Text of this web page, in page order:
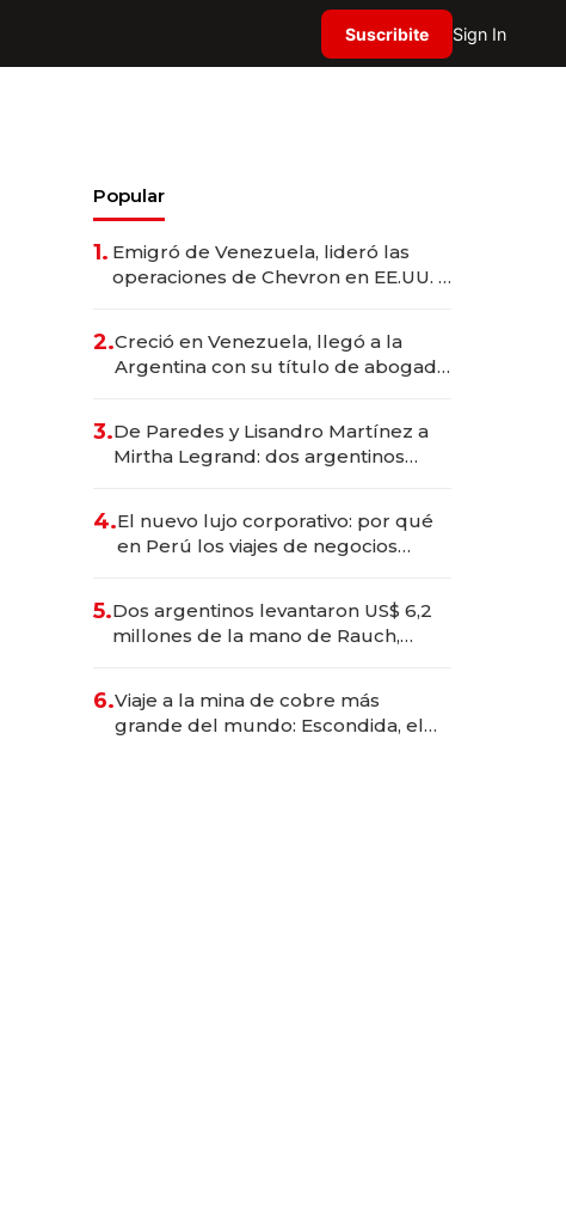
Suscribite Sign In
Popular
1. Emigró de Venezuela, lideró las
operaciones de Chevron en EE.UU. y
2.Creció en Venezuela, llegó a la
Argentina con su título de abogado
marcas "fast premium"
3.De Paredes y Lisandro Martínez a
Mirtha Legrand: dos argentinos
4.El nuevo lujo corporativo: por qué
en Perú los viajes de negocios
transformadoras
5.Dos argentinos levantaron US$ 6,2
millones de la mano de Rauch,
6.Viaje a la mina de cobre más
grande del mundo: Escondida, el